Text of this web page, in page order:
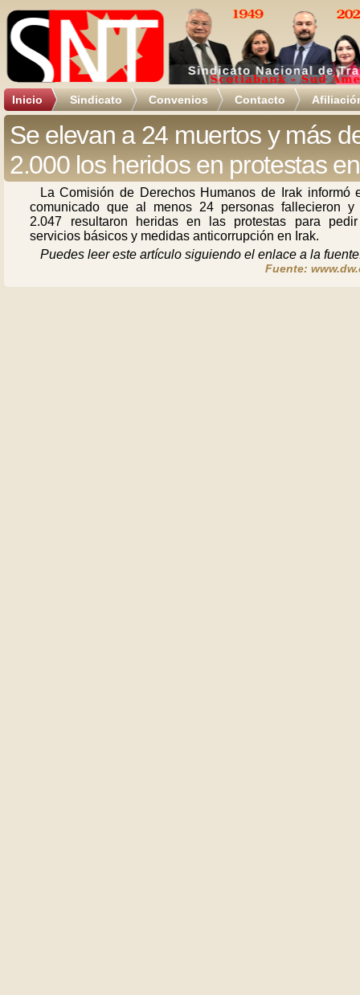
Inicio Sindicato Convenios Contacto
Se elevan a 24 muertos y más
2.000 los heridos en protestas
La Comisión de Derechos Humanos de Irak informó
comunicado que al menos 24 personas fallecieron y
2.047 resultaron heridas en las protestas para
servicios básicos y medidas anticorrupción en Irak.
Puedes leer este artículo siguiendo el enlace a la
Fuente: